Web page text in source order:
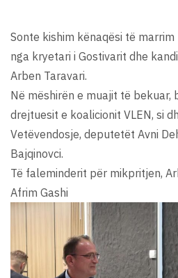
Sonte kishim kënaqësi të
nga kryetari i Gostivarit dhe
Arben Taravari.
Në mëshirën e muajit të bekuar,
drejtuesit e koalicionit VLEN, si
Vetëvendosje, deputetët Avni
Bajqinovci.
Të faleminderit për mikpritjen,
Afrim Gashi